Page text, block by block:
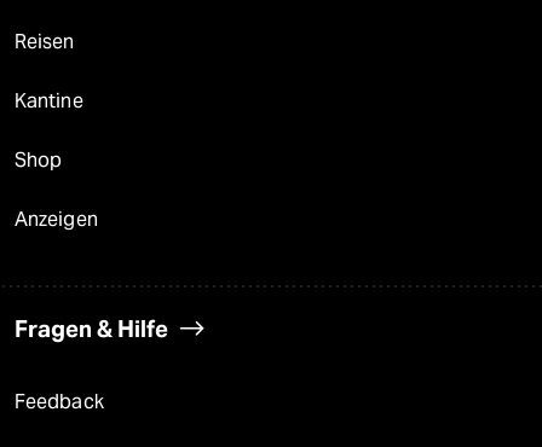
Reisen
Kantine
Shop
Anzeigen
Fragen & Hilfe
Feedback